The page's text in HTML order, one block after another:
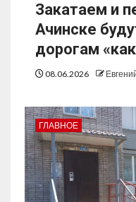
Закатаем и
Ачинске
дорогам
08.06.2026
ГЛАВНОЕ